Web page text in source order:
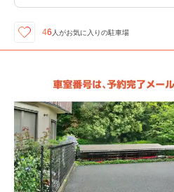
46 人がお気に入りの駐車場